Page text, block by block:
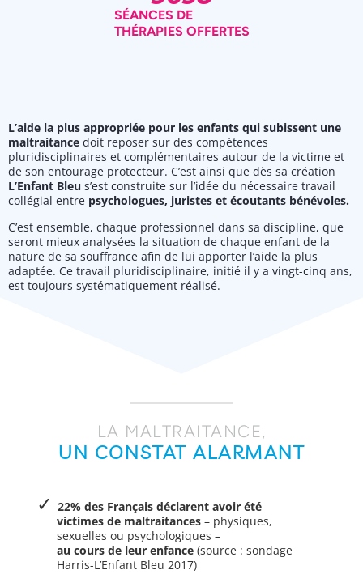
SÉANCES DE
THÉRAPIES OFFERTES
L’aide la plus appropriée pour les enfants qui subissent une
maltraitance doit reposer sur des compétences
pluridisciplinaires et complémentaires autour de la victime et
de son entourage protecteur. C’est ainsi que dès sa création
L’Enfant Bleu s’est construite sur l’idée du nécessaire travail
collégial entre psychologues, juristes et écoutants bénévoles.
C’est ensemble, chaque professionnel dans sa discipline, que
seront mieux analysées la situation de chaque enfant de la
nature de sa souffrance afin de lui apporter l’aide la plus
adaptée. Ce travail pluridisciplinaire, initié il y a vingt-cinq ans,
est toujours systématiquement réalisé.
LA MALTRAITANCE,
UN CONSTAT ALARMANT
22% des Français déclarent avoir été
victimes de maltraitances – physiques,
sexuelles ou psychologiques –
au cours de leur enfance (source : sondage
Harris-L’Enfant Bleu 2017)